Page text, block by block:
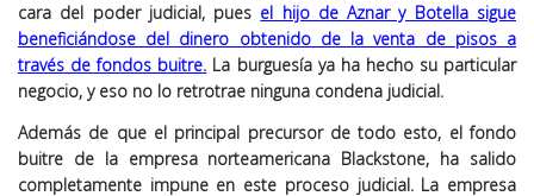
cara del poder judicial, pues el hijo de Aznar y Botella sigue
beneficiándose del dinero obtenido de la venta de pisos a
través de fondos buitre. La burguesía ya ha hecho su particular
negocio, y eso no lo retrotrae ninguna condena judicial.
Además de que el principal precursor de todo esto, el fondo
buitre de la empresa norteamericana Blackstone, ha salido
completamente impune en este proceso judicial. La empresa